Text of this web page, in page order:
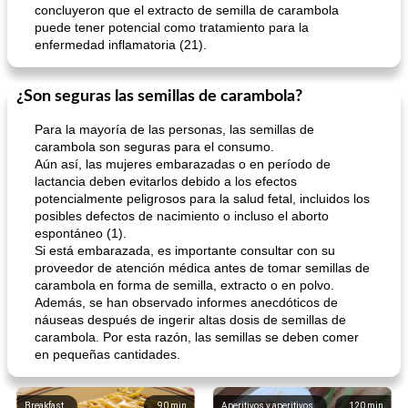
concluyeron que el extracto de semilla de carambola
puede tener potencial como tratamiento para la
enfermedad inflamatoria (21).
¿Son seguras las semillas de carambola?
Para la mayoría de las personas, las semillas de
carambola son seguras para el consumo.
Aún así, las mujeres embarazadas o en período de
lactancia deben evitarlos debido a los efectos
potencialmente peligrosos para la salud fetal, incluidos los
posibles defectos de nacimiento o incluso el aborto
espontáneo (1).
Si está embarazada, es importante consultar con su
proveedor de atención médica antes de tomar semillas de
carambola en forma de semilla, extracto o en polvo.
Además, se han observado informes anecdóticos de
náuseas después de ingerir altas dosis de semillas de
carambola. Por esta razón, las semillas se deben comer
en pequeñas cantidades.
90 min
Breakfast 120 min
Aperitivos y aperitivos